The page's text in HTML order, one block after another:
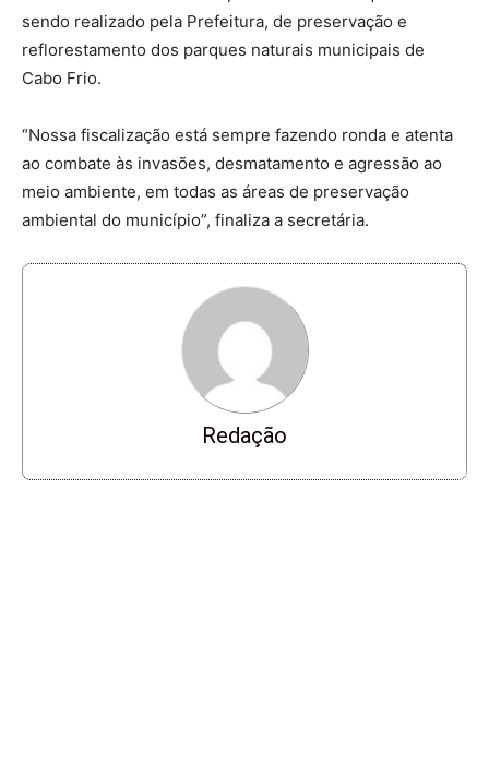
sendo realizado pela Prefeitura, de preservação e
reflorestamento dos parques naturais municipais de
Cabo Frio.
“Nossa fiscalização está sempre fazendo ronda e atenta
ao combate às invasões, desmatamento e agressão ao
meio ambiente, em todas as áreas de preservação
ambiental do município”, finaliza a secretária.
Redação